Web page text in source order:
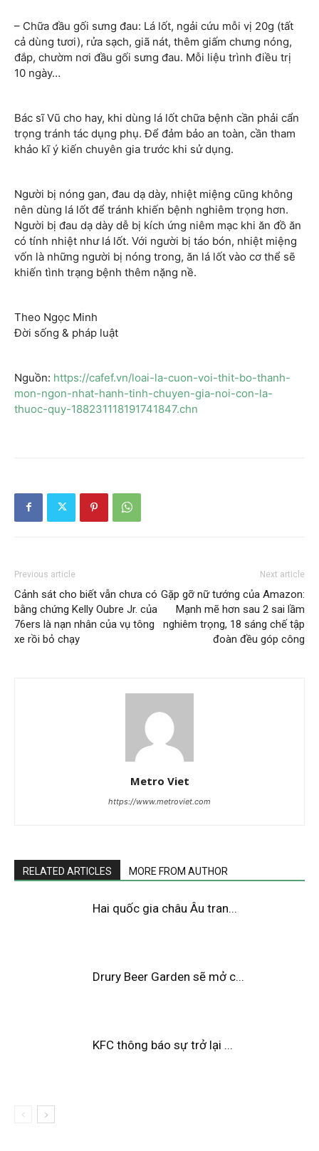
– Chữa đầu gối sưng đau: Lá lốt, ngải cứu mỗi vị 20g (tất
cả dùng tươi), rửa sạch, giã nát, thêm giấm chưng nóng,
đắp, chườm nơi đầu gối sưng đau. Mỗi liệu trình điều trị
10 ngày…
Bác sĩ Vũ cho hay, khi dùng lá lốt chữa bệnh cần phải cẩn
trọng tránh tác dụng phụ. Để đảm bảo an toàn, cần tham
khảo kĩ ý kiến chuyên gia trước khi sử dụng.
Người bị nóng gan, đau dạ dày, nhiệt miệng cũng không
nên dùng lá lốt để tránh khiến bệnh nghiêm trọng hơn.
Người bị đau dạ dày dễ bị kích ứng niêm mạc khi ăn đồ ăn
có tính nhiệt như lá lốt. Với người bị táo bón, nhiệt miệng
vốn là những người bị nóng trong, ăn lá lốt vào cơ thể sẽ
khiến tình trạng bệnh thêm nặng nề.
Theo Ngọc Minh
Đời sống & pháp luật
Nguồn: https://cafef.vn/loai-la-cuon-voi-thit-bo-thanh-
mon-ngon-nhat-hanh-tinh-chuyen-gia-noi-con-la-
thuoc-quy-188231118191741847.chn
Previous article
Cảnh sát cho biết vẫn chưa có
bằng chứng Kelly Oubre Jr. của
76ers là nạn nhân của vụ tông
xe rồi bỏ chạy
Next article
Gặp gỡ nữ tướng của Amazon:
Mạnh mẽ hơn sau 2 sai lầm
nghiêm trọng, 18 sáng chế tập
đoàn đều góp công
Metro Viet
https://www.metroviet.com
RELATED ARTICLES MORE FROM AUTHOR
Hai quốc gia châu Âu tran...
Drury Beer Garden sẽ mở c...
KFC thông báo sự trở lại ...